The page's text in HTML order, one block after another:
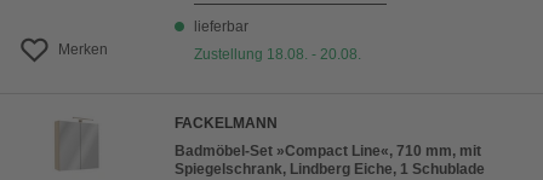
Merken
lieferbar
Zustellung 18.08. - 20.08.
FACKELMANN
Badmöbel-Set »Compact Line«, 710 mm, mit
Spiegelschrank, Lindberg Eiche, 1 Schublade